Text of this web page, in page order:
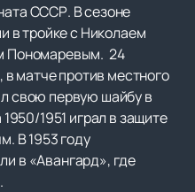
СССР. В сезоне
в тройке с Николаем
Пономаревым. 24
в матче против местного
свою первую шайбу в
1951 играл в защите
В 1953 году
в «Авангард», где